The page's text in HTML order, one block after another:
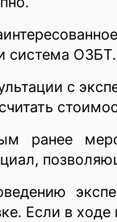
система
с
ранее
Если в